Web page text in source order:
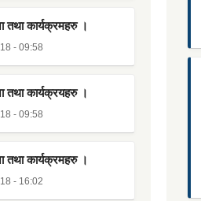
तथा कार्यक्रमहरु ।
- 09:58
तथा कार्यक्रयहरु ।
- 09:58
तथा कार्यक्रमहरु ।
- 16:02